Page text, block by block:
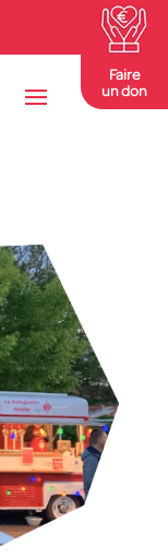
Faire
un don